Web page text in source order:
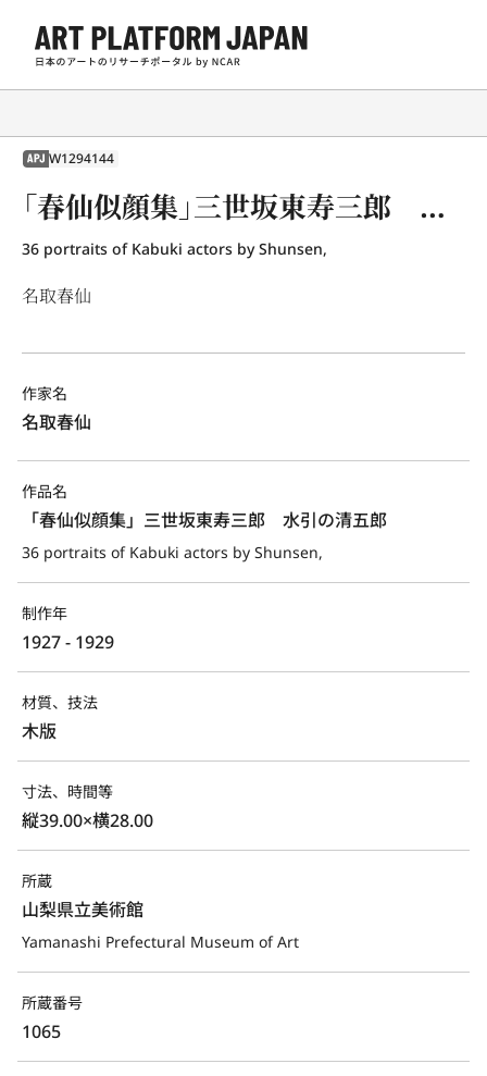
APJ W1294144
「春仙似顔集」三世坂東寿三郎 水引の清五郎
36 portraits of Kabuki actors by Shunsen,
名取春仙
作家名
名取春仙
作品名
「春仙似顔集」三世坂東寿三郎　水引の清五郎
36 portraits of Kabuki actors by Shunsen,
制作年
1927 - 1929
材質、技法
木版
寸法、時間等
縦39.00×横28.00
所蔵
山梨県立美術館
Yamanashi Prefectural Museum of Art
所蔵番号
1065